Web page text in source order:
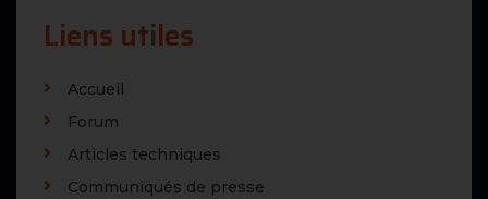
Liens utiles
Accueil
Forum
Articles techniques
Communiqués de presse